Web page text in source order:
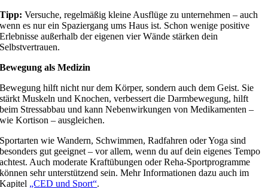
Tipp: Versuche, regelmäßig kleine Ausflüge zu unternehmen – auch
wenn es nur ein Spaziergang ums Haus ist. Schon wenige positive
Erlebnisse außerhalb der eigenen vier Wände stärken dein
Selbstvertrauen.
Bewegung als Medizin
Bewegung hilft nicht nur dem Körper, sondern auch dem Geist. Sie
stärkt Muskeln und Knochen, verbessert die Darmbewegung, hilft
beim Stressabbau und kann Nebenwirkungen von Medikamenten –
wie Kortison – ausgleichen.
Sportarten wie Wandern, Schwimmen, Radfahren oder Yoga sind
besonders gut geeignet – vor allem, wenn du auf dein eigenes Tempo
achtest. Auch moderate Kraftübungen oder Reha-Sportprogramme
können sehr unterstützend sein. Mehr Informationen dazu auch im
Kapitel „CED und Sport“.